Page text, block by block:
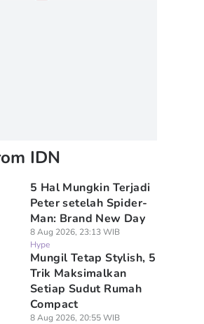
IDN
5 Hal Mungkin Terjadi
Peter setelah Spider-
Man: Brand New Day
8 Aug 2026, 23:13 WIB
Hype
Mungil Tetap Stylish, 5
Trik Maksimalkan
Setiap Sudut Rumah
Compact
8 Aug 2026, 20:55 WIB